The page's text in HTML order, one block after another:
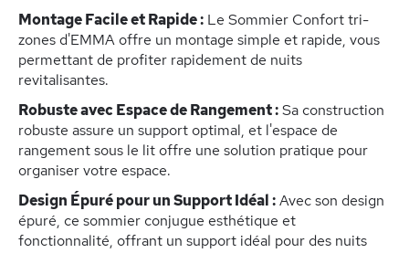
Montage Facile et Rapide : Le Sommier Confort tri-
zones d'EMMA offre un montage simple et rapide, vous
permettant de profiter rapidement de nuits
revitalisantes.
Robuste avec Espace de Rangement :Sa construction
robuste assure un support optimal, et l'espace de
rangement sous le lit offre une solution pratique pour
organiser votre espace.
Design Épuré pour un Support Idéal :Avec son design
épuré, ce sommier conjugue esthétique et
fonctionnalité, offrant un support idéal pour des nuits